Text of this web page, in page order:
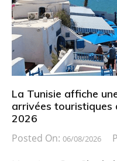
La Tunisie affiche
arrivées touristiques
2026
Posted On: 06/08/2026